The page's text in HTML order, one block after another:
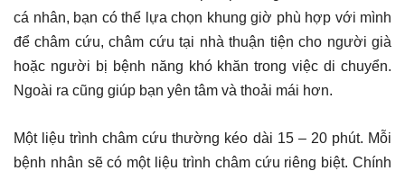
cá nhân, bạn có thể lựa chọn khung giờ phù hợp với mình
để châm cứu, châm cứu tại nhà thuận tiện cho người già
hoặc người bị bệnh năng khó khăn trong việc di chuyển.
Ngoài ra cũng giúp bạn yên tâm và thoải mái hơn.
Một liệu trình châm cứu thường kéo dài 15 – 20 phút. Mỗi
bệnh nhân sẽ có một liệu trình châm cứu riêng biệt. Chính